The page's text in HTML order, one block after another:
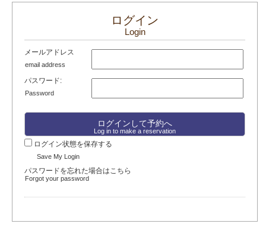
ログイン
Login
メールアドレス
email address
パスワード:
Password
Log in to make a reservation
ログイン状態を保存する
Save My Login
パスワードを忘れた場合はこちら
Forgot your password